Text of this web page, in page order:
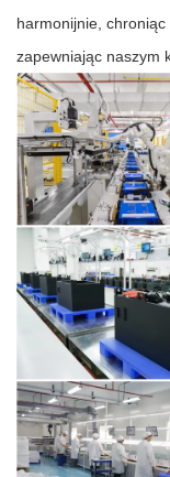
harmonijnie,
zapewniając naszym